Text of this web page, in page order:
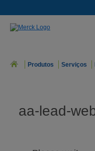
Produtos Serviços